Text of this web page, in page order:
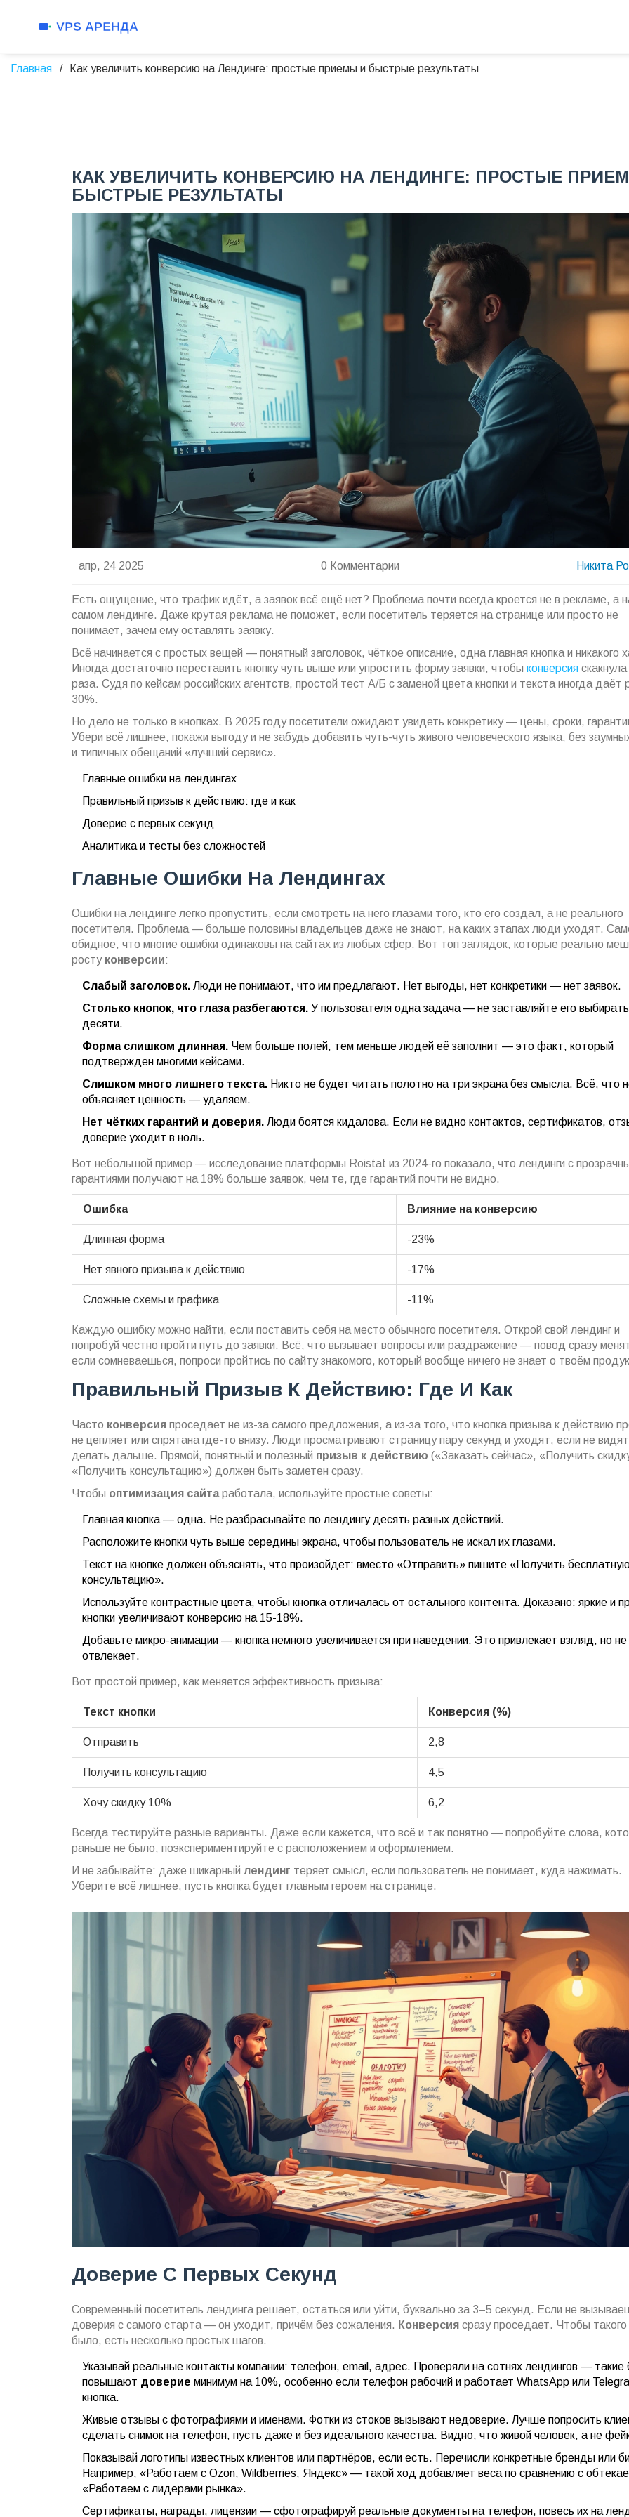
Главная Как увеличить конверсию на Лендинге: простые приемы и быстрые результаты
КАК УВЕЛИЧИТЬ КОНВЕРСИЮ НА ЛЕНДИНГЕ: ПРОСТЫЕ
БЫСТРЫЕ РЕЗУЛЬТАТЫ
апр, 24 2025 0 Комментарии Никита
Есть ощущение, что трафик идёт, а заявок всё ещё нет? Проблема почти всегда кроется не в рекламе, а
самом лендинге. Даже крутая реклама не поможет, если посетитель теряется на странице или просто не
понимает, зачем ему оставлять заявку.
Всё начинается с простых вещей — понятный заголовок, чёткое описание, одна главная кнопка и никакого
Иногда достаточно переставить кнопку чуть выше или упростить форму заявки, чтобы конверсия
раза. Судя по кейсам российских агентств, простой тест А/Б с заменой цвета кнопки и текста иногда даёт
30%.
Но дело не только в кнопках. В 2025 году посетители ожидают увидеть конкретику — цены, сроки,
Убери всё лишнее, покажи выгоду и не забудь добавить чуть-чуть живого человеческого языка, без
и типичных обещаний «лучший сервис».
Главные ошибки на лендингах
Правильный призыв к действию: где и как
Доверие с первых секунд
Аналитика и тесты без сложностей
Главные Ошибки На Лендингах
Ошибки на лендинге легко пропустить, если смотреть на него глазами того, кто его создал, а не реального
посетителя. Проблема — больше половины владельцев даже не знают, на каких этапах люди уходят.
обидное, что многие ошибки одинаковы на сайтах из любых сфер. Вот топ заглядок, которые реально
росту конверсии:
Слабый заголовок. Люди не понимают, что им предлагают. Нет выгоды, нет конкретики — нет заявок.
Столько кнопок, что глаза разбегаются. У пользователя одна задача — не заставляйте его
десяти.
Форма слишком длинная. Чем больше полей, тем меньше людей её заполнит — это факт, который
подтвержден многими кейсами.
Слишком много лишнего текста. Никто не будет читать полотно на три экрана без смысла. Всё, что
объясняет ценность — удаляем.
Нет чётких гарантий и доверия. Люди боятся кидалова. Если не видно контактов, сертификатов,
доверие уходит в ноль.
Вот небольшой пример — исследование платформы Roistat из 2024-го показало, что лендинги с
гарантиями получают на 18% больше заявок, чем те, где гарантий почти не видно.
Ошибка Влияние на конверсию
Длинная форма -23%
Нет явного призыва к действию -17%
Сложные схемы и графика -11%
Каждую ошибку можно найти, если поставить себя на место обычного посетителя. Открой свой лендинг и
попробуй честно пройти путь до заявки. Всё, что вызывает вопросы или раздражение — повод сразу
если сомневаешься, попроси пройтись по сайту знакомого, который вообще ничего не знает о твоём
Правильный Призыв К Действию: Где И Как
Часто конверсия проседает не из-за самого предложения, а из-за того, что кнопка призыва к действию
не цепляет или спрятана где-то внизу. Люди просматривают страницу пару секунд и уходят, если не
делать дальше. Прямой, понятный и полезный призыв к действию («Заказать сейчас», «Получить
«Получить консультацию») должен быть заметен сразу.
Чтобы оптимизация сайтаработала, используйте простые советы:
Главная кнопка — одна. Не разбрасывайте по лендингу десять разных действий.
Расположите кнопки чуть выше середины экрана, чтобы пользователь не искал их глазами.
Текст на кнопке должен объяснять, что произойдет: вместо «Отправить» пишите «Получить
консультацию».
Используйте контрастные цвета, чтобы кнопка отличалась от остального контента. Доказано: яркие и
кнопки увеличивают конверсию на 15-18%.
Добавьте микро-анимации — кнопка немного увеличивается при наведении. Это привлекает взгляд, но не
отвлекает.
Вот простой пример, как меняется эффективность призыва:
Текст кнопки Конверсия (%)
Отправить 2,8
Получить консультацию 4,5
Хочу скидку 10% 6,2
Всегда тестируйте разные варианты. Даже если кажется, что всё и так понятно — попробуйте слова,
раньше не было, поэкспериментируйте с расположением и оформлением.
И не забывайте: даже шикарный лендинг теряет смысл, если пользователь не понимает, куда нажимать.
Уберите всё лишнее, пусть кнопка будет главным героем на странице.
Доверие С Первых Секунд
Современный посетитель лендинга решает, остаться или уйти, буквально за 3–5 секунд. Если не
доверия с самого старта — он уходит, причём без сожаления. Конверсия сразу проседает. Чтобы такого
было, есть несколько простых шагов.
Указывай реальные контакты компании: телефон, email, адрес. Проверяли на сотнях лендингов — такие
повышают доверие минимум на 10%, особенно если телефон рабочий и работает WhatsApp или
кнопка.
Живые отзывы с фотографиями и именами. Фотки из стоков вызывают недоверие. Лучше попросить
сделать снимок на телефон, пусть даже и без идеального качества. Видно, что живой человек, а не
Показывай логотипы известных клиентов или партнёров, если есть. Перечисли конкретные бренды или
Например, «Работаем с Ozon, Wildberries, Яндекс» — такой ход добавляет веса по сравнению с
«Работаем с лидерами рынка».
Сертификаты, награды, лицензии — сфотографируй реальные документы на телефон, повесь их на